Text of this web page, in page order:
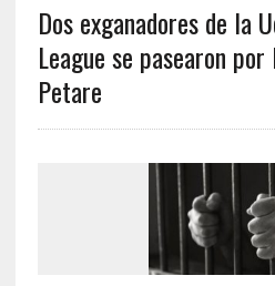
Dos exganadores de la
League se pasearon
Petare